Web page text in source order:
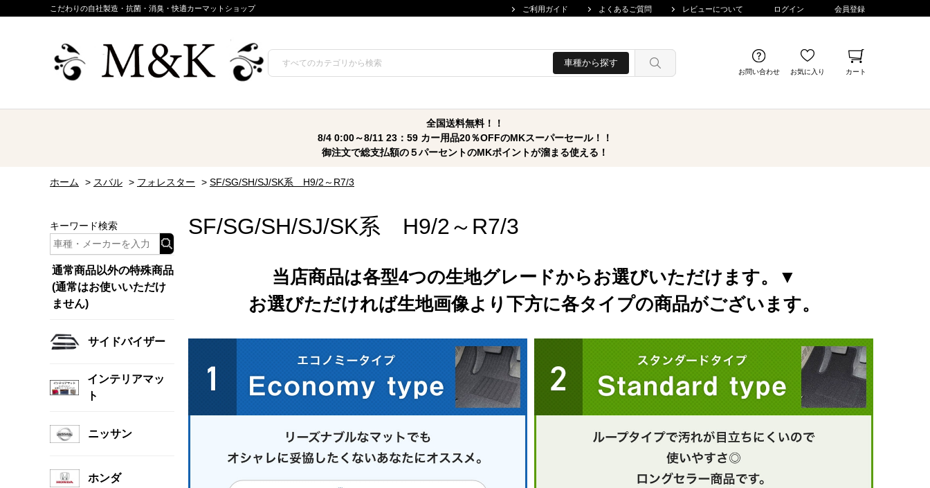
こだわりの自社製造・抗菌・消臭・快適カーマットショップ ご利用ガイド よくあるご質問 レビューについて ログイン 会員登録
車種から探す
お問い合わせ お気に入り カート
全国送料無料！！
8/4 0:00～8/11 23：59 カー用品20％OFFのMKスーパーセール！！
御注文で総支払額の５パーセントのMKポイントが溜まる使える！
ホーム > スバル > フォレスター > SF/SG/SH/SJ/SK系 H9/2～R7/3
キーワード検索
通常商品以外の特殊商品
(通常はお使いいただけ
ません)
サイドバイザー
インテリアマッ
ト
ニッサン
ホンダ
SF/SG/SH/SJ/SK系 H9/2～R7/3
当店商品は各型4つの生地グレードからお選びいただけます。▼
お選びただければ生地画像より下方に各タイプの商品がございます。